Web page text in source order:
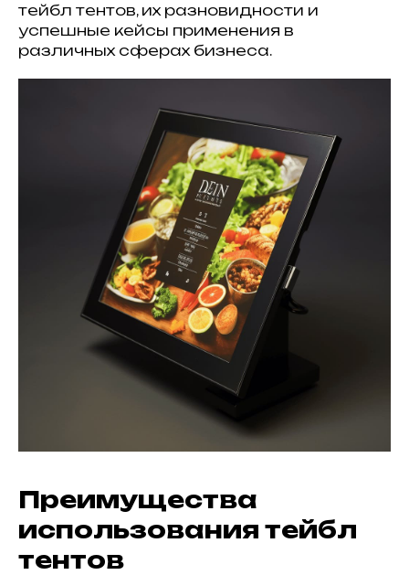
тейбл тентов, их разновидности и
успешные кейсы применения в
различных сферах бизнеса.
Преимущества
использования тейбл
тентов